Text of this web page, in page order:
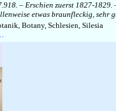
– Erschien zuerst 1827-1829.
etwas braunfleckig, sehr
Botany, Schlesien, Silesia